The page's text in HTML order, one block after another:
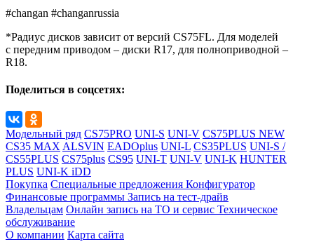
#changan #changanrussia
*Радиус дисков зависит от версий CS75FL. Для моделей
с передним приводом – диски R17, для полноприводной –
R18.
Поделиться в соцсетях:
Модельный ряд CS75PRO UNI-S UNI-V CS75PLUS NEW
CS35 MAX ALSVIN EADOplus UNI-L CS35PLUS UNI-S /
CS55PLUS CS75plus CS95 UNI-T UNI-V UNI-K HUNTER
PLUS UNI-K iDD
Покупка Специальные предложения Конфигуратор
Финансовые программы Запись на тест-драйв
Владельцам Онлайн запись на ТО и сервис Техническое
обслуживание
О компании Карта сайта